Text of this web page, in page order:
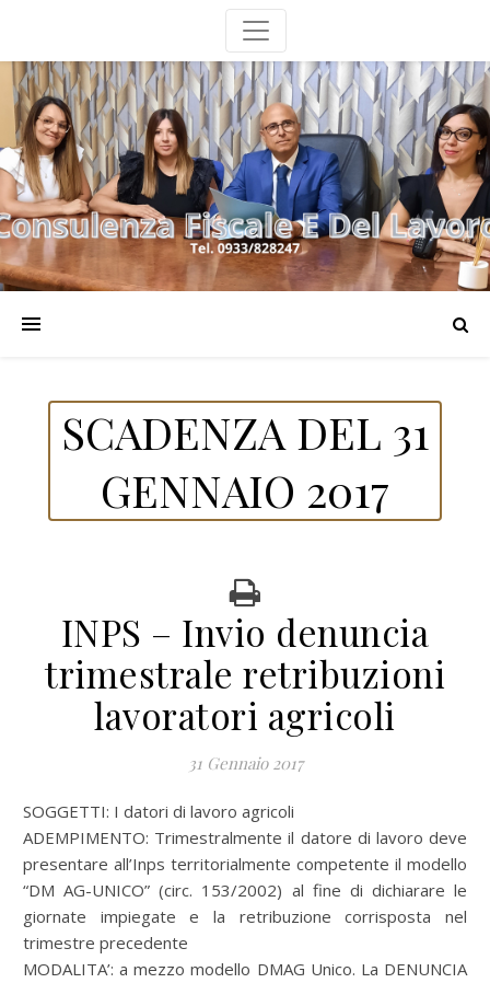
SCADENZA DEL 31
GENNAIO 2017
INPS – Invio denuncia
trimestrale retribuzioni
lavoratori agricoli
31 Gennaio 2017
SOGGETTI: I datori di lavoro agricoli
ADEMPIMENTO: Trimestralmente il datore di lavoro deve
presentare all’Inps territorialmente competente il modello
“DM AG-UNICO” (circ. 153/2002) al fine di dichiarare le
giornate impiegate e la retribuzione corrisposta nel
trimestre precedente
MODALITA’: a mezzo modello DMAG Unico. La DENUNCIA